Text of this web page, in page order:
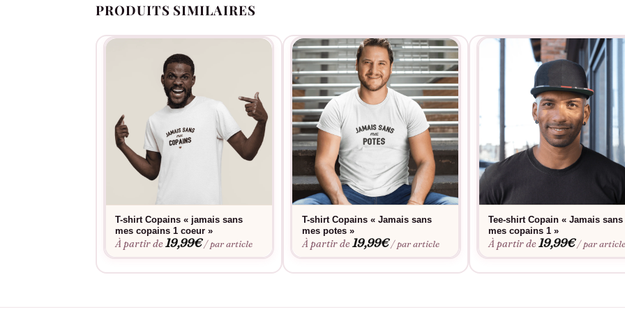
PRODUITS SIMILAIRES
T-shirt Copains « jamais sans
mes copains 1 coeur »
À partir de19,99€ / par article
T-shirt Copains « Jamais sans
mes potes »
À partir de19,99€ / par article
Tee-shirt Copain « Jamais sans
mes copains 1 »
À partir de19,99€ / par article